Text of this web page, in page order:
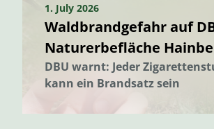
1. July 2026
Waldbrandgefahr auf
Naturerbefläche
DBU warnt: Jeder
kann ein Brandsatz sein